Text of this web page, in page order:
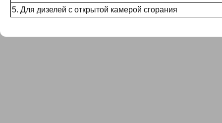
5. Для дизелей с открытой камерой сгорания